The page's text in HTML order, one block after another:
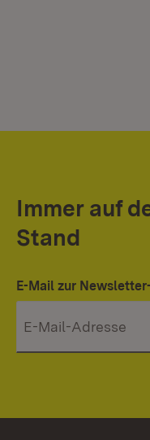
Immer auf
Stand
E-Mail zur